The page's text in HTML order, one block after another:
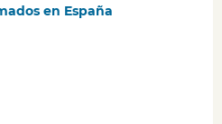
en España